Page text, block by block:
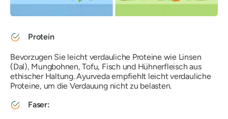
Protein
Bevorzugen Sie leicht verdauliche Proteine ​​wie Linsen
(Dal), Mungbohnen, Tofu, Fisch und Hühnerfleisch aus
ethischer Haltung. Ayurveda empfiehlt leicht verdauliche
Proteine, um die Verdauung nicht zu belasten.
Faser: